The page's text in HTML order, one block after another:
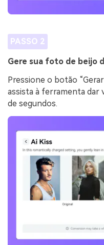
PASSO 2
Gere sua foto de beijo
Pressione o botão
assista à ferramenta dar
de segundos.